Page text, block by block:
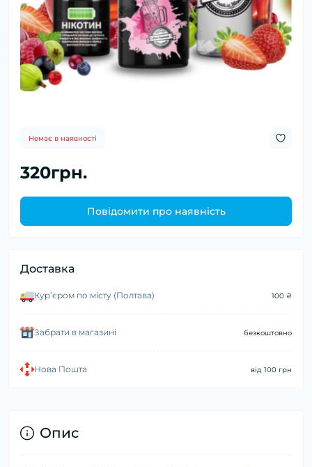
Немає в наявності
320грн.
Повідомити про наявність
Доставка
Курʼєром по місту (Полтава) 100 ₴
Забрати в магазині безкоштовно
Нова Пошта від 100 грн
Опис